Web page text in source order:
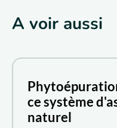
A voir aussi
ce système
naturel